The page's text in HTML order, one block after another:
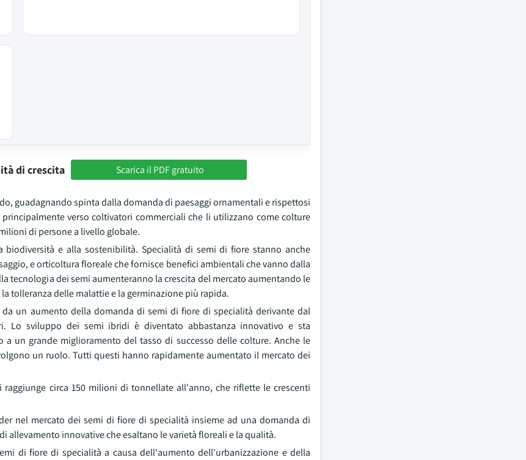
di crescita Scarica il PDF gratuito
guadagnando spinta dalla domanda di paesaggi ornamentali e rispettosi
verso coltivatori commerciali che li utilizzano come colture
di persone a livello globale.
e alla sostenibilità. Specialità di semi di fiore stanno anche
e orticoltura floreale che fornisce benefici ambientali che vanno dalla
tecnologia dei semi aumenteranno la crescita del mercato aumentando le
tolleranza delle malattie e la germinazione più rapida.
un aumento della domanda di semi di fiore di specialità derivante dal
Lo sviluppo dei semi ibridi è diventato abbastanza innovativo e sta
un grande miglioramento del tasso di successo delle colture. Anche le
un ruolo. Tutti questi hanno rapidamente aumentato il mercato dei
circa 150 milioni di tonnellate all'anno, che riflette le crescenti
nel mercato dei semi di fiore di specialità insieme ad una domanda di
innovative che esaltano le varietà floreali e la qualità.
di fiore di specialità a causa dell'aumento dell'urbanizzazione e della